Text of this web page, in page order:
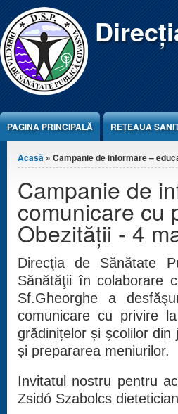
Jump to Content
PAGINA PRINCIPALĂ REŢEAUA
Eşti aici
Acasă » Campanie de informare –
Campanie de
comunicare cu
Obezității - 4
Direcţia de Sănătate
Sănătăţii în colaborare
Sf.Gheorghe a
comunicare cu privire la
grădinițelor și școlilor
și prepararea meniurilor.
Invitatul nostru pentru
Zsidó Szabolcs